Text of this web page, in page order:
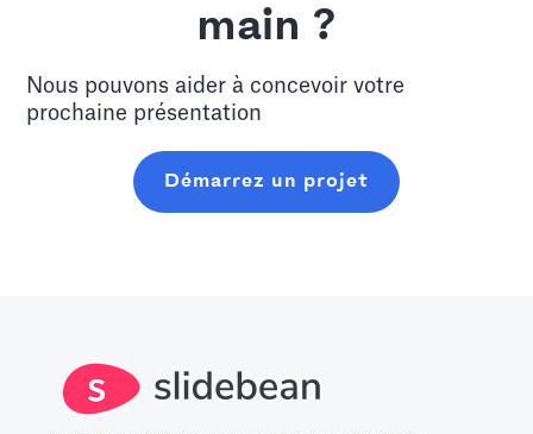
main ?
Nous pouvons aider à concevoir votre
prochaine présentation
Démarrez un projet